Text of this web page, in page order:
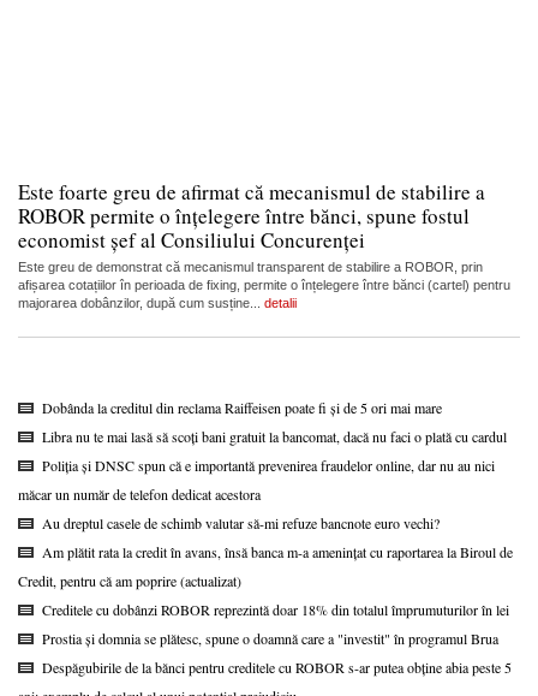
Este foarte greu de afirmat că mecanismul de stabilire a
ROBOR permite o înțelegere între bănci, spune fostul
economist șef al Consiliului Concurenței
Este greu de demonstrat că mecanismul transparent de stabilire a ROBOR, prin
afișarea cotațiilor în perioada de fixing, permite o înțelegere între bănci (cartel) pentru
majorarea dobânzilor, după cum susține... detalii
Dobânda la creditul din reclama Raiffeisen poate fi și de 5 ori mai mare
Libra nu te mai lasă să scoți bani gratuit la bancomat, dacă nu faci o plată cu cardul
Poliția și DNSC spun că e importantă prevenirea fraudelor online, dar nu au nici
măcar un număr de telefon dedicat acestora
Au dreptul casele de schimb valutar să-mi refuze bancnote euro vechi?
Am plătit rata la credit în avans, însă banca m-a amenințat cu raportarea la Biroul de
Credit, pentru că am poprire (actualizat)
Creditele cu dobânzi ROBOR reprezintă doar 18% din totalul împrumuturilor în lei
Prostia și domnia se plătesc, spune o doamnă care a "investit" în programul Brua
Despăgubirile de la bănci pentru creditele cu ROBOR s-ar putea obține abia peste 5